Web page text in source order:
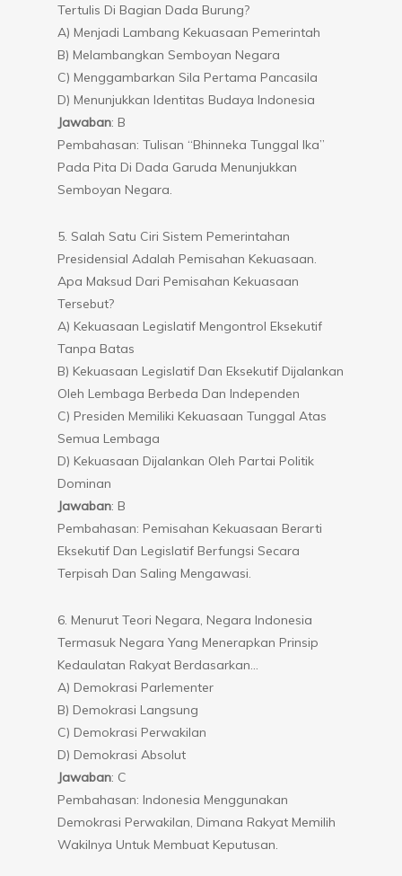
Tertulis Di Bagian Dada Burung?
A) Menjadi Lambang Kekuasaan Pemerintah
B) Melambangkan Semboyan Negara
C) Menggambarkan Sila Pertama Pancasila
D) Menunjukkan Identitas Budaya Indonesia
Jawaban: B
Pembahasan: Tulisan “Bhinneka Tunggal Ika”
Pada Pita Di Dada Garuda Menunjukkan
Semboyan Negara.
5. Salah Satu Ciri Sistem Pemerintahan
Presidensial Adalah Pemisahan Kekuasaan.
Apa Maksud Dari Pemisahan Kekuasaan
Tersebut?
A) Kekuasaan Legislatif Mengontrol Eksekutif
Tanpa Batas
B) Kekuasaan Legislatif Dan Eksekutif Dijalankan
Oleh Lembaga Berbeda Dan Independen
C) Presiden Memiliki Kekuasaan Tunggal Atas
Semua Lembaga
D) Kekuasaan Dijalankan Oleh Partai Politik
Dominan
Jawaban: B
Pembahasan: Pemisahan Kekuasaan Berarti
Eksekutif Dan Legislatif Berfungsi Secara
Terpisah Dan Saling Mengawasi.
6. Menurut Teori Negara, Negara Indonesia
Termasuk Negara Yang Menerapkan Prinsip
Kedaulatan Rakyat Berdasarkan…
A) Demokrasi Parlementer
B) Demokrasi Langsung
C) Demokrasi Perwakilan
D) Demokrasi Absolut
Jawaban: C
Pembahasan: Indonesia Menggunakan
Demokrasi Perwakilan, Dimana Rakyat Memilih
Wakilnya Untuk Membuat Keputusan.